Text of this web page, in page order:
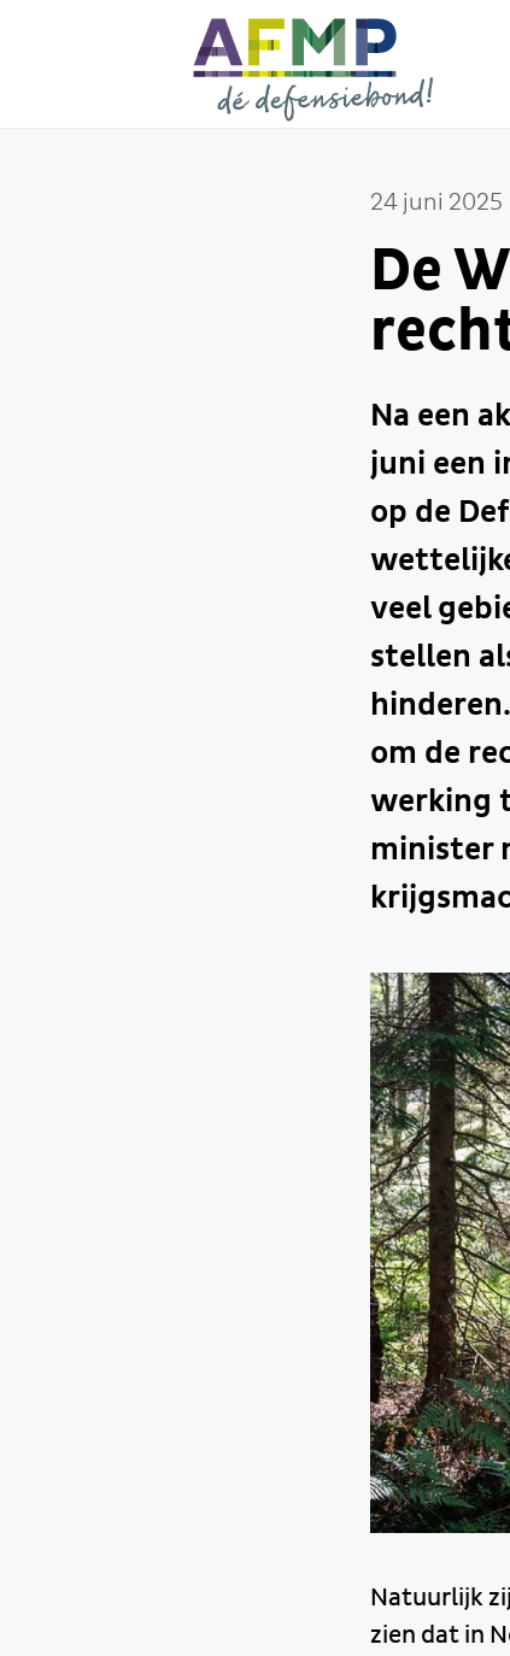
24 juni 2025
De
Na een
juni een
op de
veel
stellen
om de
werking
minister
Natuurlijk
zien dat in